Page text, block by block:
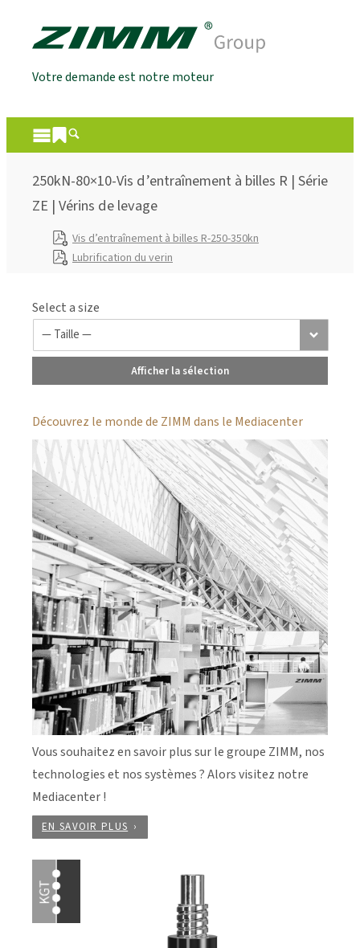
Votre demande est notre moteur
250kN-80×10-Vis d’entraînement à billes R | Série
ZE | Vérins de levage
Vis d’entraînement à billes R-250-350kn
Lubrification du verin
Select a size
Afficher la sélection
Découvrez le monde de ZIMM dans le Mediacenter
Vous souhaitez en savoir plus sur le groupe ZIMM, nos
technologies et nos systèmes ? Alors visitez notre
Mediacenter !
EN SAVOIR PLUS